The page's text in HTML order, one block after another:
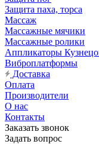
Защита паха, торса
Массаж
Массажные мячики
Массажные ролики
Аппликаторы
Виброплатформы
Доставка
Оплата
Производители
О нас
Контакты
Заказать звонок
Задать вопрос